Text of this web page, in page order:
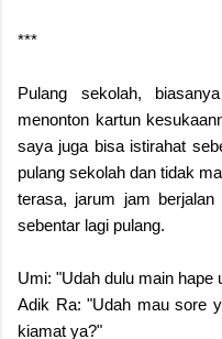
***
Pulang sekolah,
menonton kartun
saya juga bisa istirahat
pulang sekolah dan tidak
terasa, jarum jam
sebentar lagi pulang.
Umi: "Udah dulu main hape
Adik Ra: "Udah mau sore
kiamat ya?"